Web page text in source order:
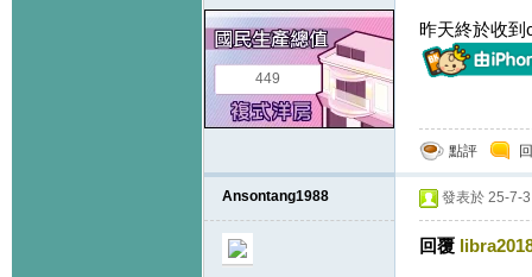
449
昨天終於收到
點評
Ansontang1988 發表於 25-7-
回覆